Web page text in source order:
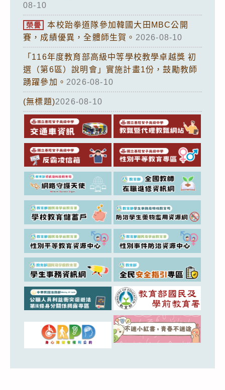
08-10
榮譽
本校跆拳道隊參加韓國大田MBC公開
賽，成績優異，全體師生賀。 2026-08-10
「116年度教育部高級中等學校教學卓越獎 初
選（第6區）說明會」實施計畫1份，鼓勵教師
踴躍參加。 2026-08-10
(無標題)2026-08-10